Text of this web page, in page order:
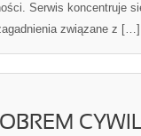
Serwis koncentruje
związane z […]